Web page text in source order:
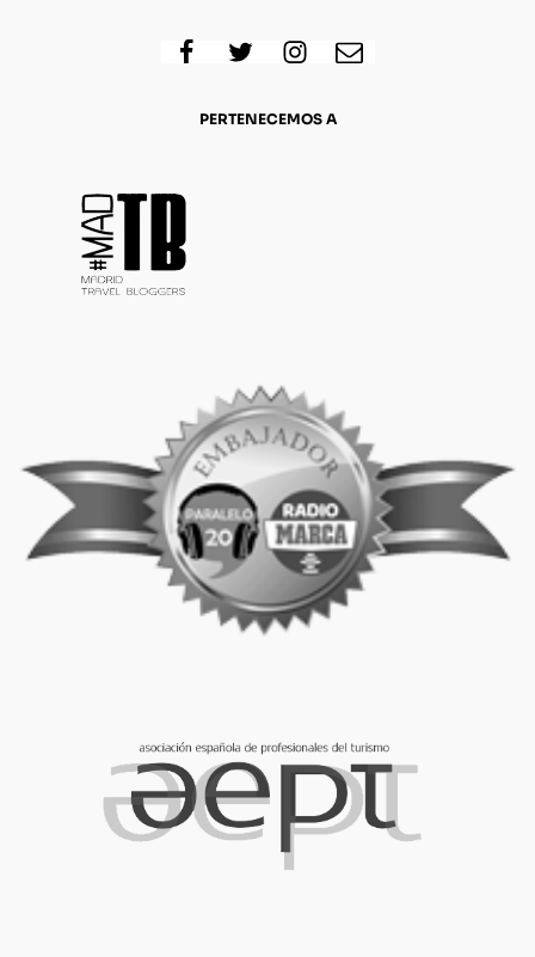
PERTENECEMOS A